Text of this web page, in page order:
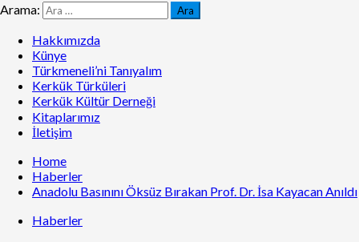
Arama:
Hakkımızda
Künye
Türkmeneli’ni Tanıyalım
Kerkük Türküleri
Kerkük Kültür Derneği
Kitaplarımız
İletişim
Home
Haberler
Anadolu Basınını Öksüz Bırakan Prof. Dr. İsa Kayacan Anıldı
Haberler